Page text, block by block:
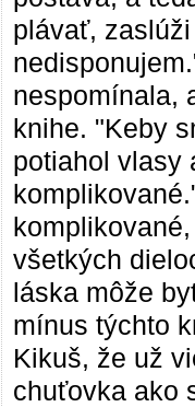
plávať,
nespomínala,
knihe. "Keby
potiahol vlasy
všetkých
láska môže
mínus týchto
Kikuš, že už
chuťovka ako